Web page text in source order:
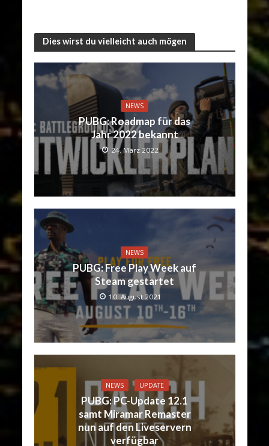
Dies wirst du vielleicht auch mögen
NEWS
PUBG: Roadmap für das
Jahr 2022 bekannt
24. März 2022
NEWS
PUBG: Free Play Week auf
Steam gestartet
10. August 2021
NEWS UPDATE
PUBG: PC-Update 12.1
samt Miramar Remaster
nun auf den Liveservern
verfügbar